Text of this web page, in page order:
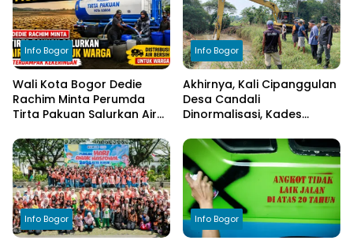
Info Bogor
Wali Kota Bogor Dedie
Rachim Minta Perumda
Tirta Pakuan Salurkan Air
Terdampak Kekeringan
Info Bogor
Akhirnya, Kali Cipanggulan
Desa Candali
Dinormalisasi, Kades
kepada Bupati Bogor
Info Bogor Info Bogor